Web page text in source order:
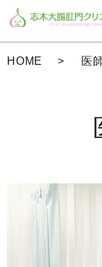
HOME 医